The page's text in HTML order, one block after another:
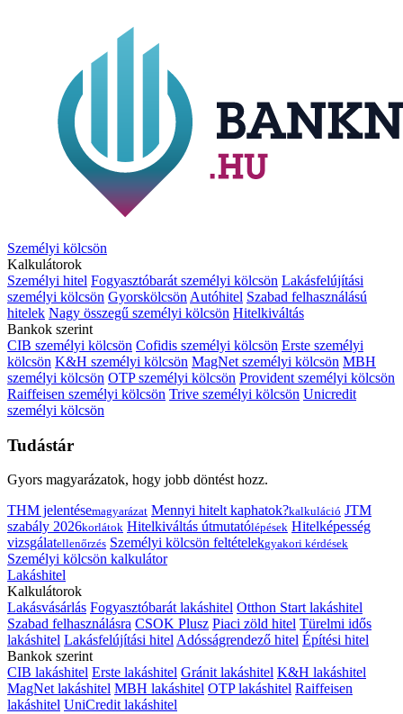
Személyi kölcsön
Kalkulátorok
Személyi hitel Fogyasztóbarát személyi kölcsön Lakásfelújítási
személyi kölcsön Gyorskölcsön Autóhitel Szabad felhasználású
hitelek Nagy összegű személyi kölcsön Hitelkiváltás
Bankok szerint
CIB személyi kölcsön Cofidis személyi kölcsön Erste személyi
kölcsön K&H személyi kölcsön MagNet személyi kölcsön MBH
személyi kölcsön OTP személyi kölcsön Provident személyi kölcsön
Raiffeisen személyi kölcsön Trive személyi kölcsön Unicredit
személyi kölcsön
Tudástár
Gyors magyarázatok, hogy jobb döntést hozz.
THM jelentésemagyarázat Mennyi hitelt kaphatok?kalkuláció JTM
szabály 2026korlátok Hitelkiváltás útmutatólépések Hitelképesség
vizsgálatellenőrzés Személyi kölcsön feltételekgyakori kérdések
Személyi kölcsön kalkulátor
Lakáshitel
Kalkulátorok
Lakásvásárlás Fogyasztóbarát lakáshitel Otthon Start lakáshitel
Szabad felhasználásra CSOK Plusz Piaci zöld hitel Türelmi idős
lakáshitel Lakásfelújítási hitelAdósságrendező hitel Építési hitel
Bankok szerint
CIB lakáshitel Erste lakáshitel Gránit lakáshitel K&H lakáshitel
MagNet lakáshitel MBH lakáshitel OTP lakáshitel Raiffeisen
lakáshitel UniCredit lakáshitel